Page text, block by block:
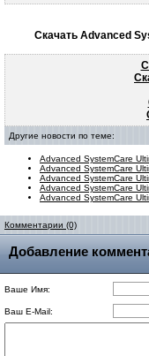
Скачать Advanced
Другие новости по теме:
Advanced SystemCare
Advanced SystemCare
Advanced SystemCare
Advanced SystemCare
Advanced SystemCare
Комментарии (0)
Добавление
Ваше Имя:
Ваш E-Mail: